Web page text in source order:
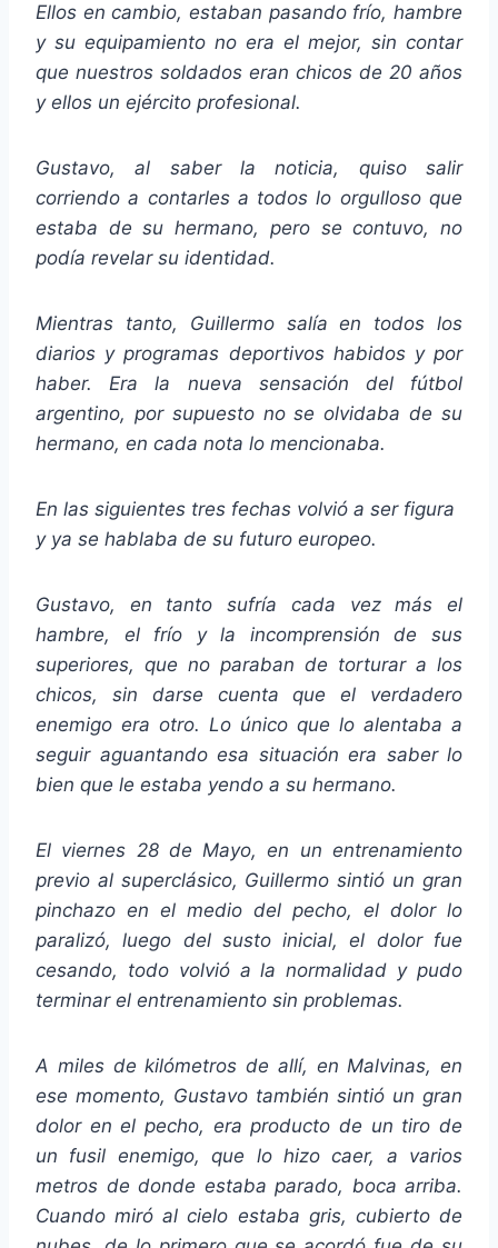
Ellos en cambio, estaban pasando frío, hambre
y su equipamiento no era el mejor, sin contar
que nuestros soldados eran chicos de 20 años
y ellos un ejército profesional.
Gustavo, al saber la noticia, quiso salir
corriendo a contarles a todos lo orgulloso que
estaba de su hermano, pero se contuvo, no
podía revelar su identidad.
Mientras tanto, Guillermo salía en todos los
diarios y programas deportivos habidos y por
haber. Era la nueva sensación del fútbol
argentino, por supuesto no se olvidaba de su
hermano, en cada nota lo mencionaba.
En las siguientes tres fechas volvió a ser figura
y ya se hablaba de su futuro europeo.
Gustavo, en tanto sufría cada vez más el
hambre, el frío y la incomprensión de sus
superiores, que no paraban de torturar a los
chicos, sin darse cuenta que el verdadero
enemigo era otro. Lo único que lo alentaba a
seguir aguantando esa situación era saber lo
bien que le estaba yendo a su hermano.
El viernes 28 de Mayo, en un entrenamiento
previo al superclásico, Guillermo sintió un gran
pinchazo en el medio del pecho, el dolor lo
paralizó, luego del susto inicial, el dolor fue
cesando, todo volvió a la normalidad y pudo
terminar el entrenamiento sin problemas.
A miles de kilómetros de allí, en Malvinas, en
ese momento, Gustavo también sintió un gran
dolor en el pecho, era producto de un tiro de
un fusil enemigo, que lo hizo caer, a varios
metros de donde estaba parado, boca arriba.
Cuando miró al cielo estaba gris, cubierto de